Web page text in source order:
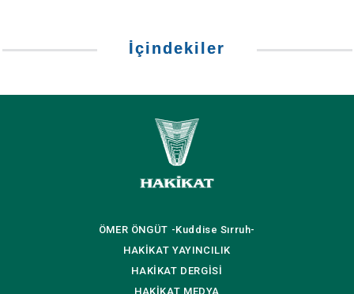
İçindekiler
ÖMER ÖNGÜT -Kuddise Sırruh-
HAKİKAT YAYINCILIK
HAKİKAT DERGİSİ
HAKİKAT MEDYA